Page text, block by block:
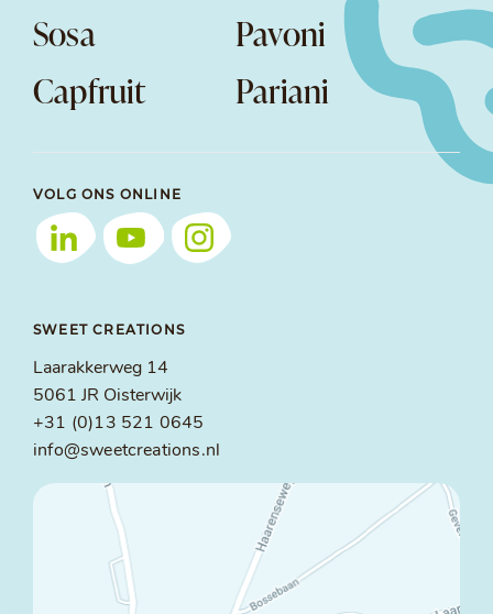
Sosa
Pavoni
Capfruit
Pariani
VOLG ONS ONLINE
SWEET CREATIONS
Laarakkerweg 14
5061 JR Oisterwijk
+31 (0)13 521 0645
info@sweetcreations.nl